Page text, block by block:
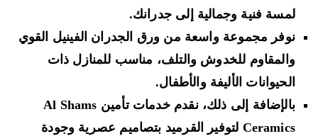
لمسة فنية وجمالية إلى جدرانك.
نوفر مجموعة واسعة من ورق الجدران الفينيل القوي
والمقاوم للخدوش والتلف، مناسب للمنازل ذات
الحيوانات الأليفة والأطفال.
بالإضافة إلى ذلك، نقدم خدمات تأمين Al Shams
Ceramics لتوفير القرميد بتصاميم عصرية وجودة